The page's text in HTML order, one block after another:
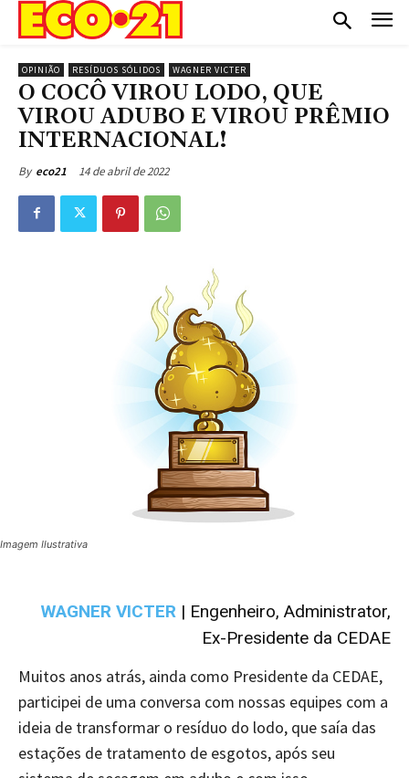
OPINIÃO RESÍDUOS SÓLIDOS WAGNER VICTER
O COCÔ VIROU LODO, QUE
VIROU ADUBO E VIROU PRÊMIO
INTERNACIONAL!
By eco21 14 de abril de 2022
Imagem Ilustrativa
WAGNER VICTER | Engenheiro, Administrator,
Ex-Presidente da CEDAE
Muitos anos atrás, ainda como Presidente da CEDAE,
participei de uma conversa com nossas equipes com a
ideia de transformar o resíduo do lodo, que saía das
estações de tratamento de esgotos, após seu